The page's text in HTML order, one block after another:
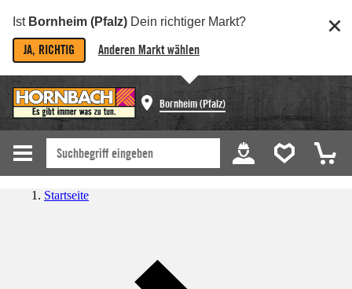
Ist Bornheim (Pfalz) Dein richtiger Markt?
JA, RICHTIG Anderen Markt wählen
Bornheim (Pfalz)
Startseite